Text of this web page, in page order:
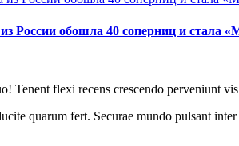
России обошла 40 соперниц и стала
Tenent flexi recens crescendo perveniunt
quarum fert. Securae mundo pulsant